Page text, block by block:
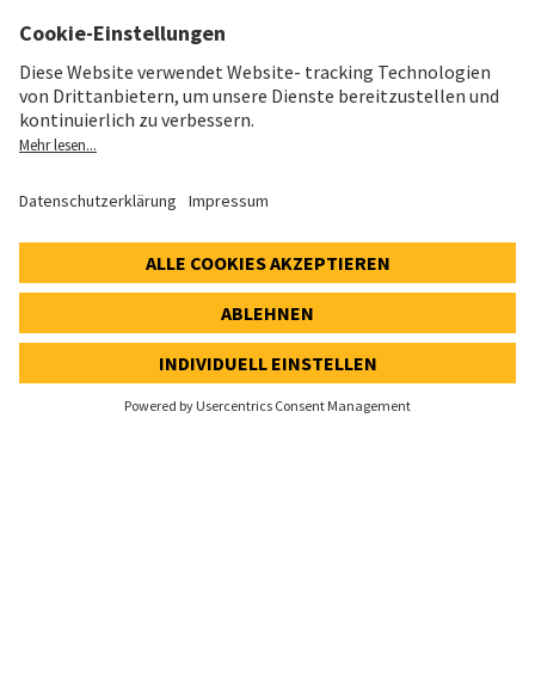
Cookie- und Social-Media-Richtlinie
Cookie-Einstellungen
SWX: Implenia AG
62,30 CHF
0,00 CHF (0,00%)